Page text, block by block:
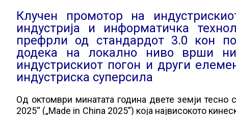
Клучен промотор на
индустрија и информатичка
префрли од стандардот 3.0 кон
додека на локално ниво врши
индустрискиот погон и други
индустриска суперсила
Од октомври минатата година двете земји тесно
2025“ („Made in China 2025”) која највисокото